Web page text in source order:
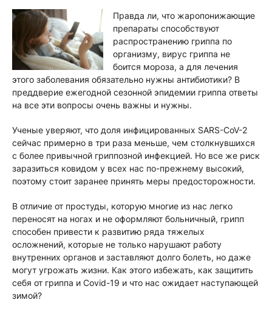
Правда ли, что жаропонижающие
препараты способствуют
распространению гриппа по
организму, вирус гриппа не
боится мороза, а для лечения
этого заболевания обязательно нужны антибиотики? В
преддверие ежегодной сезонной эпидемии гриппа ответы
на все эти вопросы очень важны и нужны.
Ученые уверяют, что доля инфицированных SARS-CoV-2
сейчас примерно в три раза меньше, чем столкнувшихся
с более привычной гриппозной инфекцией. Но все же риск
заразиться ковидом у всех нас по-прежнему высокий,
поэтому стоит заранее принять меры предосторожности.
В отличие от простуды, которую многие из нас легко
переносят на ногах и не оформляют больничный, грипп
способен привести к развитию ряда тяжелых
осложнений, которые не только нарушают работу
внутренних органов и заставляют долго болеть, но даже
могут угрожать жизни. Как этого избежать, как защитить
себя от гриппа и Covid-19 и что нас ожидает наступающей
зимой?